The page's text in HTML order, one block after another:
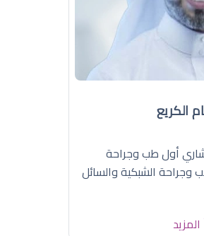
الكريع
أول طب وجراحة
الشبكية والسائل